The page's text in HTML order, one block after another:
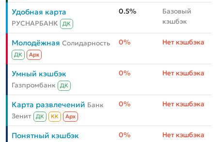
Удобная карта
РУСНАРБАНК ДК
0.5%
Базовый
кэшбэк
Молодёжная Солидарность
ДК Aрх
0% Нет кэшбэка
Умный кэшбэк
Газпромбанк ДК
0% Нет кэшбэка
Карта развлечений Банк
Зенит
ДК КК Aрх
0% Нет кэшбэка
Понятный кэшбэк 0% Нет кэшбэка